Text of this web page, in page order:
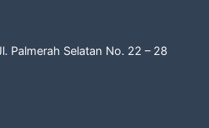
Palmerah Selatan No. 22 – 28